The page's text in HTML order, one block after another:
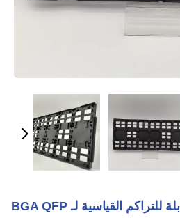
سلاسل JEDEC IC القابلة للتراكم القياسية لـ BGA QFP